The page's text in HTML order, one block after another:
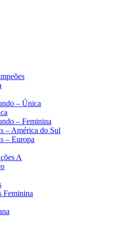
– Única
– Feminina
– América do Sul
– Europa
A
Feminina